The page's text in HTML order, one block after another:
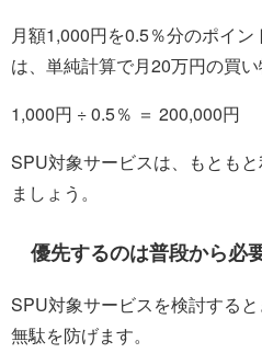
月額1,000円を0.5％分のポイ
は、単純計算で月20万円の買い
1,000円 ÷ 0.5％ ＝ 200,000円
SPU対象サービスは、もとも
ましょう。
優先するのは普段から必
SPU対象サービスを検討する
無駄を防げます。